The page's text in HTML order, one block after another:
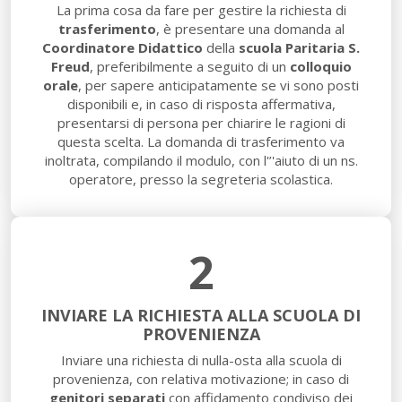
La prima cosa da fare per gestire la richiesta di
trasferimento, è presentare una domanda al
Coordinatore Didattico della scuola Paritaria S.
Freud, preferibilmente a seguito di un colloquio
orale, per sapere anticipatamente se vi sono posti
disponibili e, in caso di risposta affermativa,
presentarsi di persona per chiarire le ragioni di
questa scelta. La domanda di trasferimento va
inoltrata, compilando il modulo, con l'’'aiuto di un ns.
operatore, presso la segreteria scolastica.
2
INVIARE LA RICHIESTA ALLA SCUOLA DI
PROVENIENZA
Inviare una richiesta di nulla-osta alla scuola di
provenienza, con relativa motivazione; in caso di
genitori separati con affidamento condiviso dei